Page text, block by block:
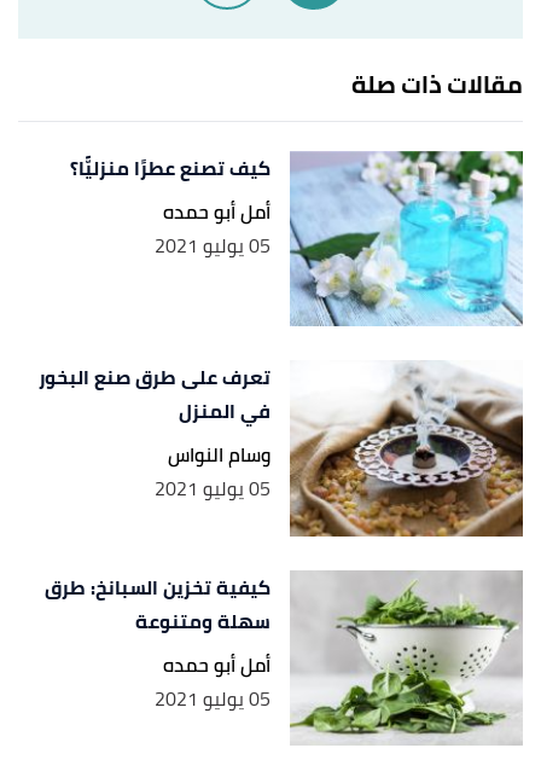
bananas from ripening too fast"
مقالات ذات صلة
كيف تصنع عطرًا منزليًّا؟
أمل أبو حمده
05 يوليو 2021
تعرف على طرق صنع البخور
في المنزل
وسام النواس
05 يوليو 2021
كيفية تخزين السبانخ: طرق
سهلة ومتنوعة
أمل أبو حمده
05 يوليو 2021